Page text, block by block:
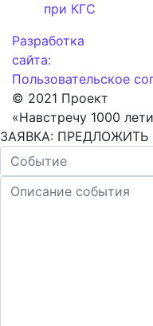
при КГС
Разработка
сайта:
Пользовательское
© 2021 Проект
«Навстречу 1000
ЗАЯВКА: